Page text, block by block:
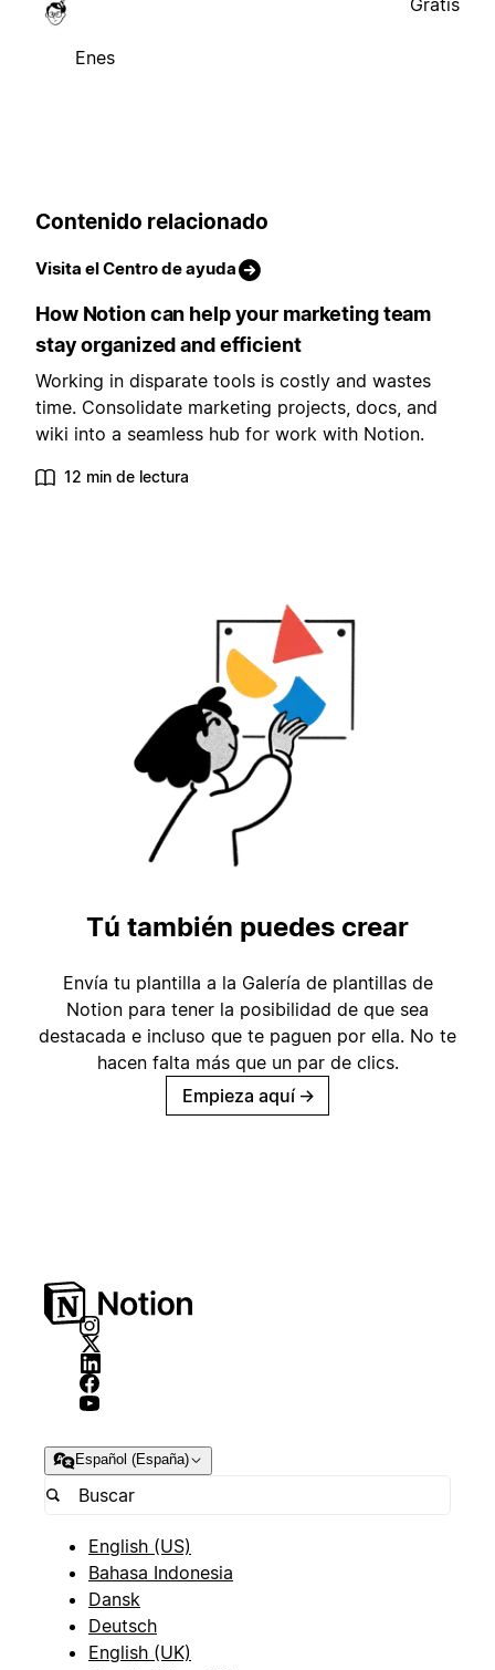
Enes
Contenido relacionado
Visita el Centro de ayuda
How Notion can help your marketing team
stay organized and efficient
Working in disparate tools is costly and wastes
time. Consolidate marketing projects, docs, and
wiki into a seamless hub for work with Notion.
12 min de lectura
Tú también puedes crear
Envía tu plantilla a la Galería de plantillas de
Notion para tener la posibilidad de que sea
destacada e incluso que te paguen por ella. No te
hacen falta más que un par de clics.
Empieza aquí →
Español (España)
English (US)
Bahasa Indonesia
Dansk
Deutsch
English (UK)